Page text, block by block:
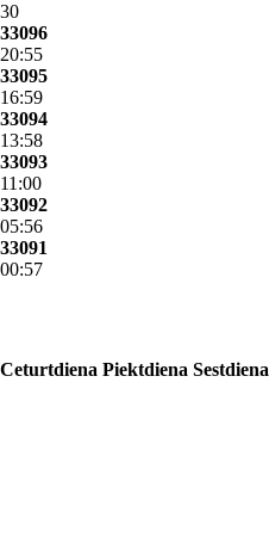
30
33096
20:55
33095
16:59
33094
13:58
33093
11:00
33092
05:56
33091
00:57
Ceturtdiena Piektdiena Sestdiena